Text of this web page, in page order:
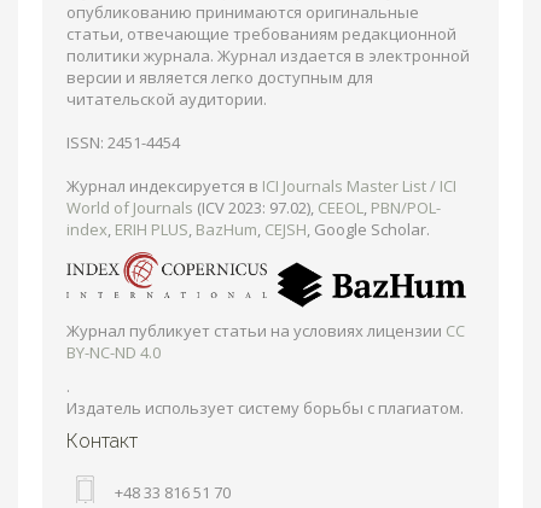
опубликованию принимаются оригинальные
статьи, отвечающие требованиям редакционной
политики журнала. Журнал издается в электронной
версии и является легко доступным для
читательской аудитории.
ISSN: 2451-4454
Журнал индексируется в ICI Journals Master List / ICI
World of Journals (ICV 2023: 97.02), CEEOL, PBN/POL-
index, ERIH PLUS, BazHum, CEJSH, Google Scholar.
Журнал публикует статьи на условиях лицензии CC
BY-NC-ND 4.0
.
Издатель использует систему борьбы с плагиатом.
Контакт
+48 33 816 51 70